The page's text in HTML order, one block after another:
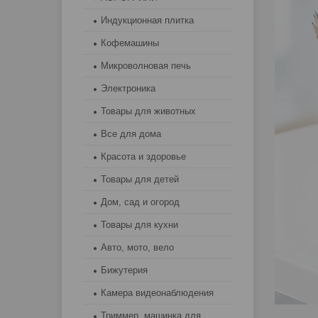
Индукционная плитка
Кофемашины
Микроволновая печь
Электроника
Товары для животных
Все для дома
Красота и здоровье
Товары для детей
Дом, сад и огород
Товары для кухни
Авто, мото, вело
Бижутерия
Камера видеонаблюдения
Триммер, машинка для